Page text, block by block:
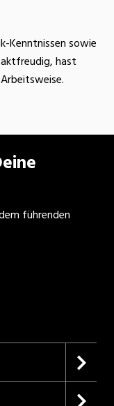
Kenntnissen sowie
hast
führenden